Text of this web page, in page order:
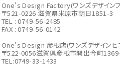
One's Design Factory(ワンズデザインフ
〒521-0226 滋賀県米原市朝日1851-3
TEL : 0749-56-2485
FAX : 0749-56-0142
One's Design 彦根店(ワンズデザインヒ
〒522-0056滋賀県彦根市開出今町
TEL:0749-33-1433